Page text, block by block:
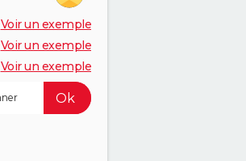
Voir un exemple
Voir un exemple
Voir un exemple